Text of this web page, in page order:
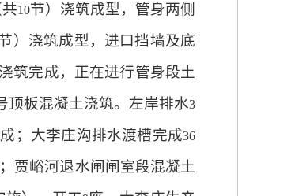
10节）浇筑成型，管身两侧
）浇筑成型，进口挡墙及底
筑完成，正在进行管身段土
顶板混凝土浇筑。左岸排水3
；大李庄沟排水渡槽完成36
贾峪河退水闸闸室段混凝土